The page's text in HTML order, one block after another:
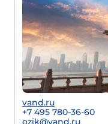
vand.ru
+7 495 780-36-60
ozik@vand.ru